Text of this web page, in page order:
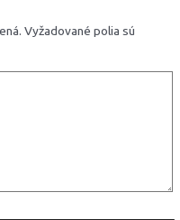
Vyžadované polia sú